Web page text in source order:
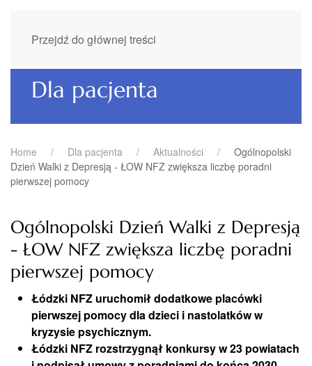
Przejdź do głównej treści
Dla pacjenta
Home Dla pacjenta Aktualności
Ogólnopolski
Dzień Walki z Depresją - ŁOW NFZ zwiększa liczbę poradni
pierwszej pomocy
Ogólnopolski Dzień Walki z Depresją
- ŁOW NFZ zwiększa liczbę poradni
pierwszej pomocy
Łódzki NFZ uruchomił dodatkowe placówki
pierwszej pomocy dla dzieci i nastolatków w
kryzysie psychicznym.
Łódzki NFZ rozstrzygnął konkursy w 23 powiatach